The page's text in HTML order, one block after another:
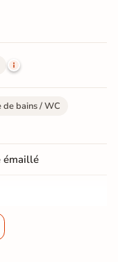
de bains / WC
émaillé